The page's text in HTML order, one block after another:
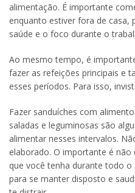
alimentação. É importante
enquanto estiver fora de casa,
saúde e o foco durante o
Ao mesmo tempo, é
fazer as refeições principais e
esses períodos. Para isso,
Fazer sanduíches com
saladas e leguminosas são
alimentar nesses intervalos.
elaborado. O importante é
que você tenha durante todo
para se manter disposto e